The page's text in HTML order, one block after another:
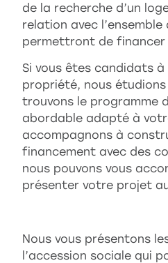
de la recherche d’un
relation avec l’ensemble
permettront de financer
Si vous êtes candidats à
propriété, nous
trouvons le programme
abordable adapté à
accompagnons à
financement avec des
nous pouvons vous
présenter votre projet
Nous vous présentons
l’accession sociale qui